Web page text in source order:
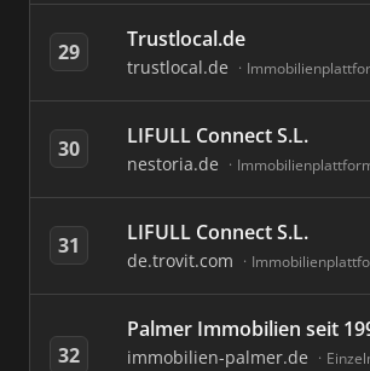
29 Trustlocal.de
trustlocal.de
30 LIFULL Connect S.L.
nestoria.de
31 LIFULL Connect S.L.
de.trovit.com
32
Palmer Immobilien seit
immobilien-palmer.de